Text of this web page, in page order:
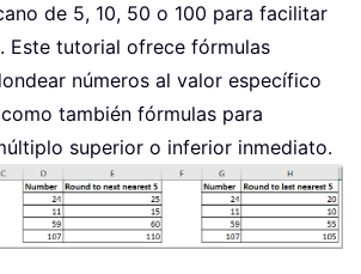
de 5, 10, 50 o 100 para facilitar
Este tutorial ofrece fórmulas
números al valor específico
también fórmulas para
superior o inferior inmediato.